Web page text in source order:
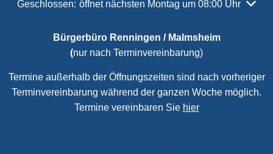
Klicken, um weitere Öffnungs- oder Schließzeiten
Geschlossen: öffnet nächsten Montag um 08:00 Uhr
Bürgerbüro Renningen / Malmsheim
(nur nach Terminvereinbarung)
Termine außerhalb der Öffnungszeiten sind nach vorheriger
Terminvereinbarung während der ganzen Woche möglich.
Termine vereinbaren Sie hier